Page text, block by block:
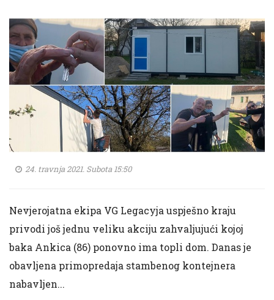
24. travnja 2021. Subota 15:50
Nevjerojatna ekipa VG Legacyja uspješno kraju
privodi još jednu veliku akciju zahvaljujući kojoj
baka Ankica (86) ponovno ima topli dom. Danas je
obavljena primopredaja stambenog kontejnera
nabavljen...